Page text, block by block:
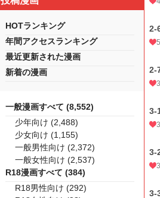
2-
2-
3-
3-
3-
HOTランキング
年間アクセスランキング
最近更新された漫画
新着の漫画
一般漫画すべて (8,552)
少年向け (2,488)
少女向け (1,155)
一般男性向け (2,372)
一般女性向け (2,537)
R18漫画すべて (384)
R18男性向け (292)